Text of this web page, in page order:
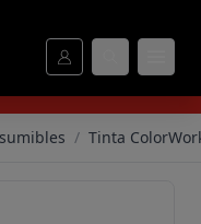
- Procabo
/ Tinta